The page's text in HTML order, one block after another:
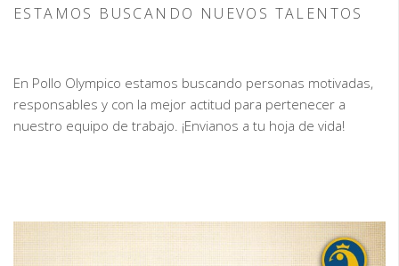
ESTAMOS BUSCANDO NUEVOS TALENTOS
En Pollo Olympico estamos buscando personas motivadas,
responsables y con la mejor actitud para pertenecer a
nuestro equipo de trabajo. ¡Envianos a tu hoja de vida!